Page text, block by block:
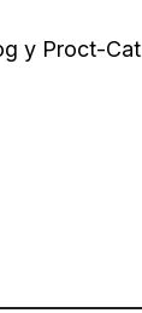
y Proct-Cat